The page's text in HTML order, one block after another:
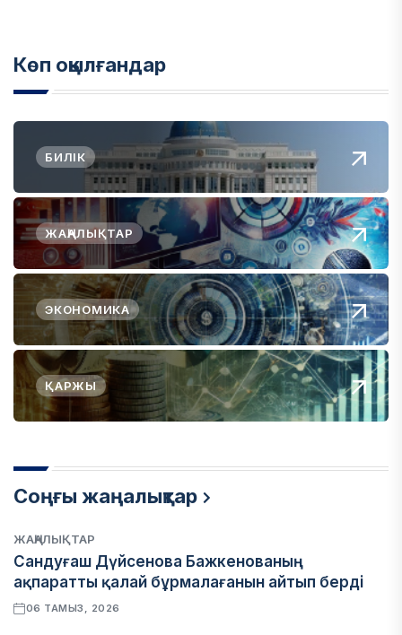
Көп оқылғандар
БИЛІК
ЖАҢАЛЫҚТАР
ЭКОНОМИКА
ҚАРЖЫ
Соңғы жаңалықтар
ЖАҢАЛЫҚТАР
Сандуғаш Дүйсенова Бажкенованың
ақпаратты қалай бұрмалағанын айтып берді
06 ТАМЫЗ, 2026